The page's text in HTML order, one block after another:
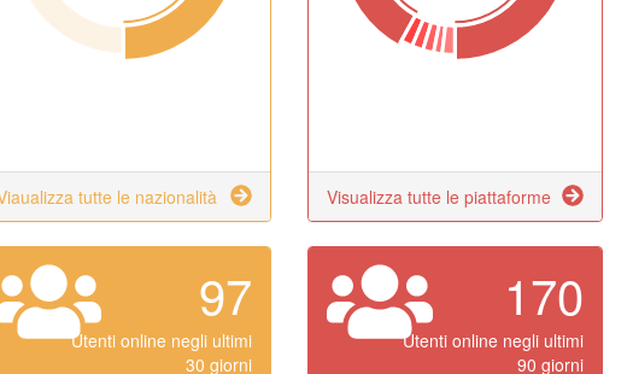
tutte le nazionalità Visualizza tutte le piattaforme
97
Utenti online negli ultimi
30 giorni
170
Utenti online negli ultimi
90 giorni